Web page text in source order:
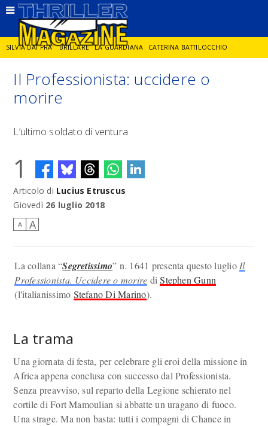
SILVIA DAI PRA' BRILLARE LA GUARDIANA CATERINA BATTILOCCHIO
JORGE DIAZ LA SPIA DELITTO IN CORNICE GIANCARLO DE CATALDO
Il Professionista: uccidere o
morire
L’ultimo soldato di ventura
1
Articolo di Lucius Etruscus
Giovedì 26 luglio 2018
A A
La collana “Segretissimo” n. 1641 presenta questo luglio Il
Professionista. Uccidere o morire diStephen Gunn
(l'italianissimo Stefano Di Marino).
La trama
Una giornata di festa, per celebrare gli eroi della missione in
Africa appena conclusa con successo dal Professionista.
Senza preavviso, sul reparto della Legione schierato nel
cortile di Fort Mamoulian si abbatte un uragano di fuoco.
Una strage. Ma non basta: tutti i compagni di Chance in